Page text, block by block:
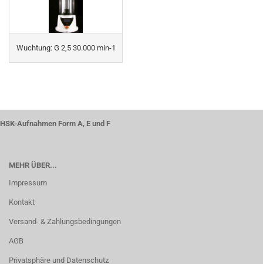
Wuchtung: G 2,5 30.000 min-1
HSK-Aufnahmen Form A, E und F
MEHR ÜBER...
Impressum
Kontakt
Versand- & Zahlungsbedingungen
AGB
Privatsphäre und Datenschutz